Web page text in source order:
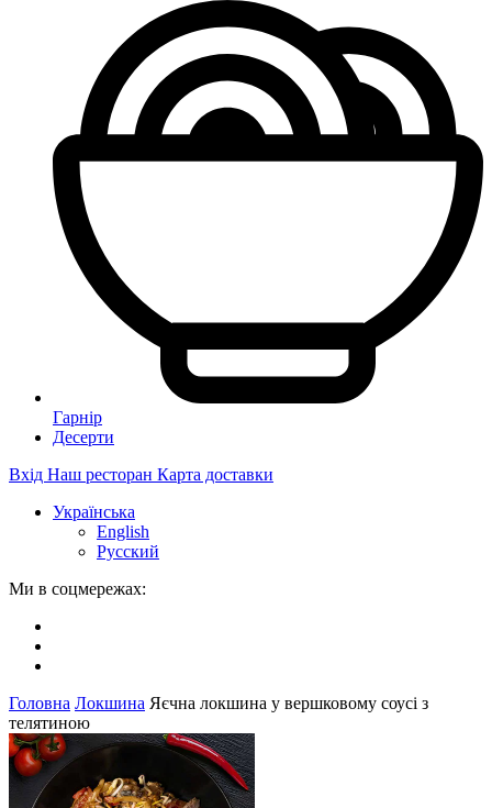
Гарнір
Десерти
Вхід Наш ресторан Карта доставки
Українська
English
Русский
Ми в соцмережах:
Головна Локшина Яєчна локшина у вершковому соусі з
телятиною